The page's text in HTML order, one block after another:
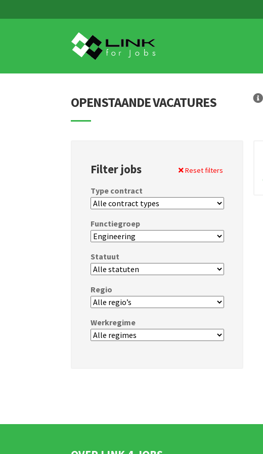
to
navigation
to
content
OPENSTAANDE VACATURES
Filter jobs Reset filters
Type contract
Functiegroep
Statuut
Regio
Werkregime